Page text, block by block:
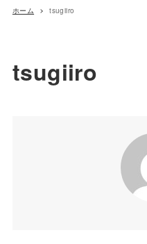
ホーム tsugiiro
tsugiiro